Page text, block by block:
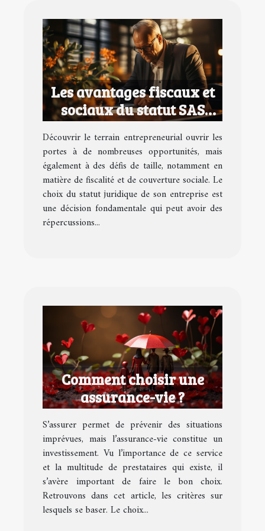
Les avantages fiscaux et
sociaux du statut SAS
pour les entrepreneurs
Découvrir le terrain entrepreneurial ouvrir les
portes à de nombreuses opportunités, mais
également à des défis de taille, notamment en
matière de fiscalité et de couverture sociale. Le
choix du statut juridique de son entreprise est
une décision fondamentale qui peut avoir des
répercussions...
Comment choisir une
assurance-vie ?
S’assurer permet de prévenir des situations
imprévues, mais l’assurance-vie constitue un
investissement. Vu l’importance de ce service
et la multitude de prestataires qui existe, il
s’avère important de faire le bon choix.
Retrouvons dans cet article, les critères sur
lesquels se baser. Le choix...